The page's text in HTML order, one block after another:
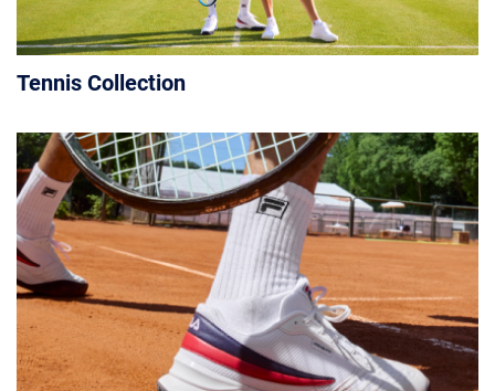
Tennis Collection